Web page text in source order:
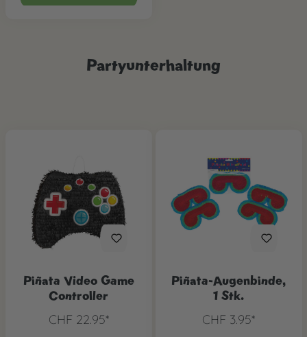
Partyunterhaltung
Piñata Video Game
Controller
CHF 22.95*
Piñata-Augenbinde,
1 Stk.
CHF 3.95*